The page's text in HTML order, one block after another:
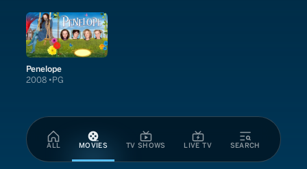
ALL MOVIES TV SHOWS LIVE TV SEARCH
Penelope
2008 PG